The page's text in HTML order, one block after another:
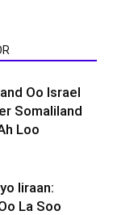
Oo Israel
Somaliland
Loo
Iiraan:
La Soo